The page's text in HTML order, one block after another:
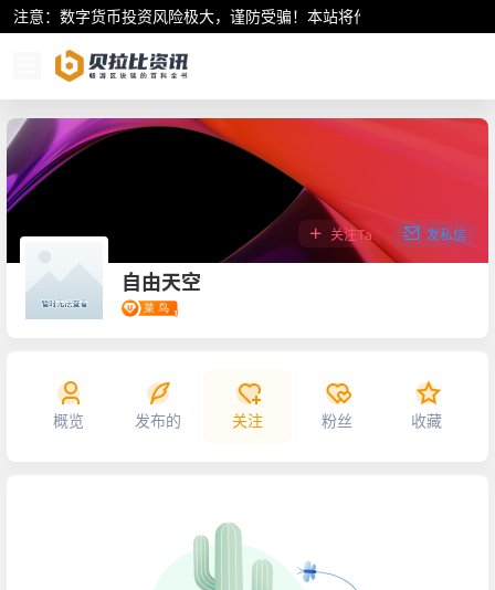
注意：数字货币投资风险极大，谨防受骗！本站将作为行业资讯共享
自由天空
关注Ta 发私信
概览 发布的 关注 粉丝 收藏